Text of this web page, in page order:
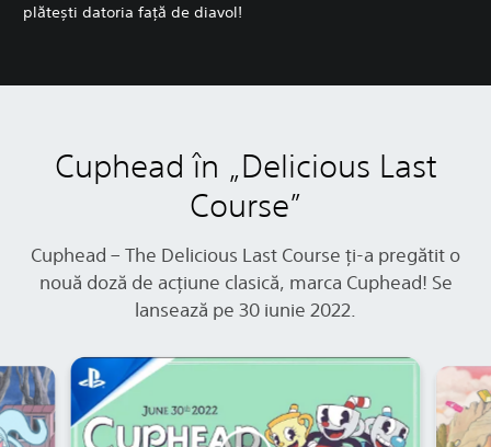
plătești datoria față de diavol!
Cuphead în „Delicious Last
Course”
Cuphead – The Delicious Last Course ți-a pregătit o
nouă doză de acțiune clasică, marca Cuphead! Se
lansează pe 30 iunie 2022.